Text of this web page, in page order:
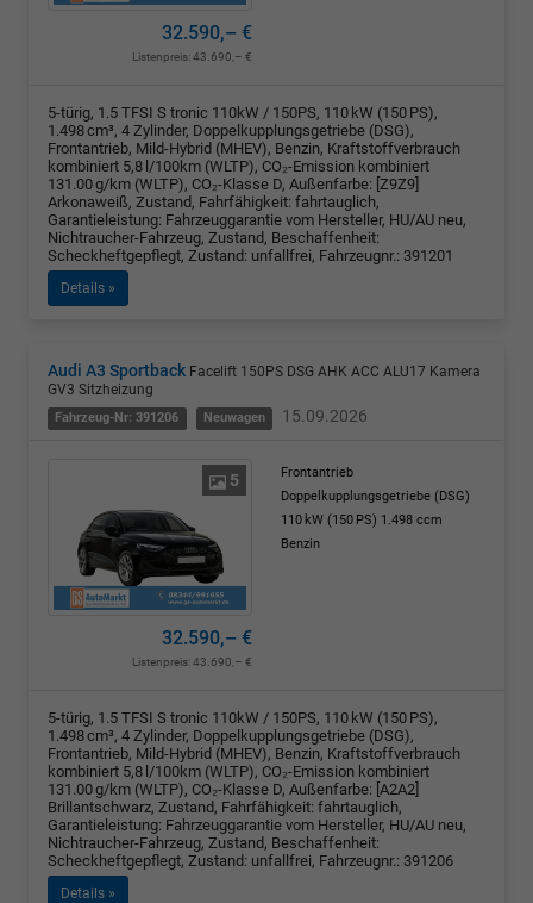
32.590,– €
Listenpreis:43.690,– €
5-türig, 1.5 TFSI S tronic 110kW / 150PS, 110 kW (150 PS),
1.498 cm³, 4 Zylinder, Doppelkupplungsgetriebe (DSG),
Frontantrieb, Mild-Hybrid (MHEV), Benzin, Kraftstoffverbrauch
kombiniert 5,8 l/100km (WLTP), CO₂-Emission kombiniert
131.00 g/km (WLTP), CO₂-Klasse D, Außenfarbe: [Z9Z9]
Arkonaweiß, Zustand, Fahrfähigkeit: fahrtauglich,
Garantieleistung: Fahrzeuggarantie vom Hersteller, HU/AU neu,
Nichtraucher-Fahrzeug, Zustand, Beschaffenheit:
Scheckheftgepflegt, Zustand: unfallfrei, Fahrzeugnr.: 391201
Details »
Audi A3 Sportback Facelift 150PS DSG AHK ACC ALU17 Kamera
GV3 Sitzheizung
Fahrzeug-Nr: 391206 Neuwagen 15.09.2026
5
Frontantrieb
Doppelkupplungsgetriebe (DSG)
110 kW (150 PS) 1.498 ccm
Benzin
32.590,– €
Listenpreis:43.690,– €
5-türig, 1.5 TFSI S tronic 110kW / 150PS, 110 kW (150 PS),
1.498 cm³, 4 Zylinder, Doppelkupplungsgetriebe (DSG),
Frontantrieb, Mild-Hybrid (MHEV), Benzin, Kraftstoffverbrauch
kombiniert 5,8 l/100km (WLTP), CO₂-Emission kombiniert
131.00 g/km (WLTP), CO₂-Klasse D, Außenfarbe: [A2A2]
Brillantschwarz, Zustand, Fahrfähigkeit: fahrtauglich,
Garantieleistung: Fahrzeuggarantie vom Hersteller, HU/AU neu,
Nichtraucher-Fahrzeug, Zustand, Beschaffenheit:
Scheckheftgepflegt, Zustand: unfallfrei, Fahrzeugnr.: 391206
Details »